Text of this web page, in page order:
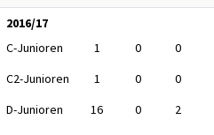
2016/17
C-Junioren
1 0 0
C2-Junioren
1 0 0
D-Junioren
16 0 2